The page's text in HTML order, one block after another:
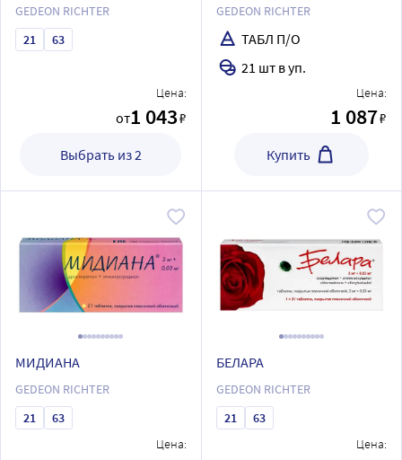
GEDEON RICHTER
21
63
Цена:
от1 043₽
Выбрать из 2
GEDEON RICHTER
ТАБЛ П/О
21 шт в уп.
Цена:
1 087₽
Купить
МИДИАНА
GEDEON RICHTER
21
63
Цена:
БЕЛАРА
GEDEON RICHTER
21
63
Цена: